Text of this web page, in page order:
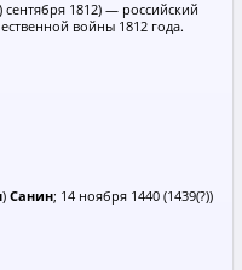
сентября 1812) — российский
войны 1812 года.
)Санин; 14 ноября 1440 (1439(?))